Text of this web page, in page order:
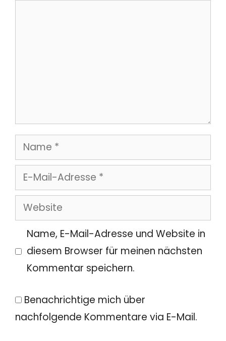
Name
E-
Mail-
Adresse
Website
Name, E-Mail-Adresse und Website in
diesem Browser für meinen nächsten
Kommentar speichern.
Benachrichtige mich über
nachfolgende Kommentare via E-Mail.